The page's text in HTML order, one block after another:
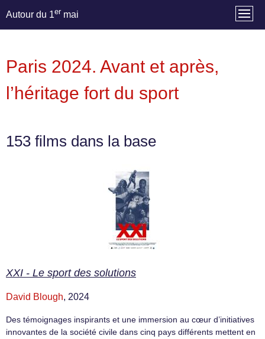
Autour du 1er mai
Paris 2024. Avant et après,
l’héritage fort du sport
153 films dans la base
XXI - Le sport des solutions
David Blough, 2024
Des témoignages inspirants et une immersion au cœur d’initiatives
innovantes de la société civile dans cinq pays différents mettent en